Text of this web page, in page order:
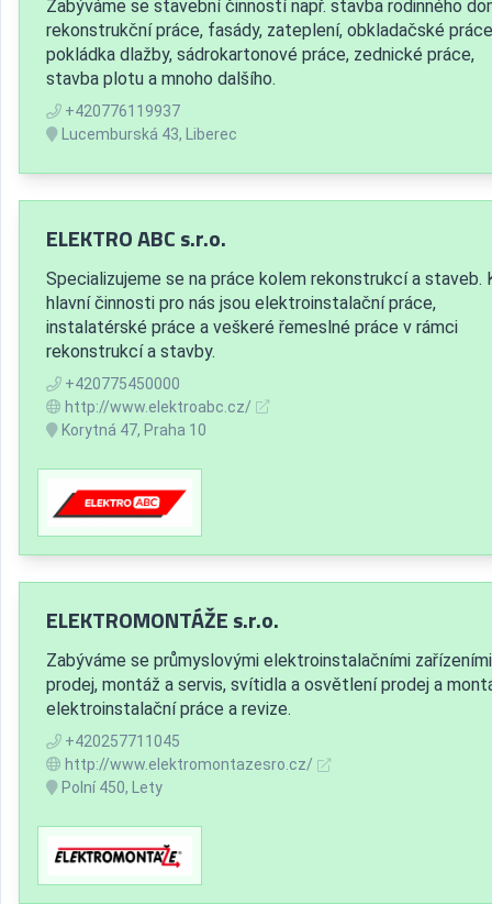
Zabýváme se stavební činností např. stavba rodinného
rekonstrukční práce, fasády, zateplení, obkladačské
pokládka dlažby, sádrokartonové práce, zednické práce,
stavba plotu a mnoho dalšího.
+420776119937
Lucemburská 43, Liberec
ELEKTRO ABC s.r.o.
Specializujeme se na práce kolem rekonstrukcí a staveb.
hlavní činnosti pro nás jsou elektroinstalační práce,
instalatérské práce a veškeré řemeslné práce v rámci
rekonstrukcí a stavby.
+420775450000
http://www.elektroabc.cz/
Korytná 47, Praha 10
ELEKTROMONTÁŽE s.r.o.
Zabýváme se průmyslovými elektroinstalačními
prodej, montáž a servis, svítidla a osvětlení prodej a
elektroinstalační práce a revize.
+420257711045
http://www.elektromontazesro.cz/
Polní 450, Lety